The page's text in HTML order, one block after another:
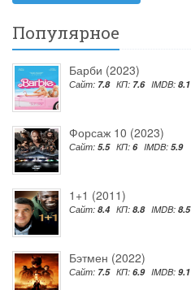
Популярное
Барби (2023)
Сайт: 7.8 КП: 7.6 IMDB: 8.1
Форсаж 10 (2023)
Сайт: 5.5 КП: 6 IMDB: 5.9
1+1 (2011)
Сайт: 8.4 КП: 8.8 IMDB: 8.5
Бэтмен (2022)
Сайт: 7.5 КП: 6.9 IMDB: 9.1